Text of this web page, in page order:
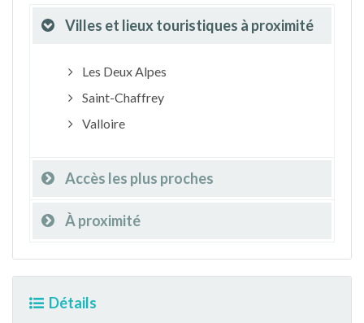
Villes et lieux touristiques à proximité
Les Deux Alpes
Saint-Chaffrey
Valloire
Accès les plus proches
À proximité
Détails